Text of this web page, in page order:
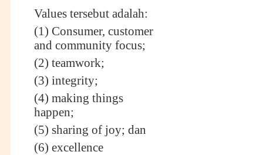
Values tersebut adalah:
(1) Consumer, customer
and community focus;
(2) teamwork;
(3) integrity;
(4) making things
happen;
(5) sharing of joy; dan
(6) excellence